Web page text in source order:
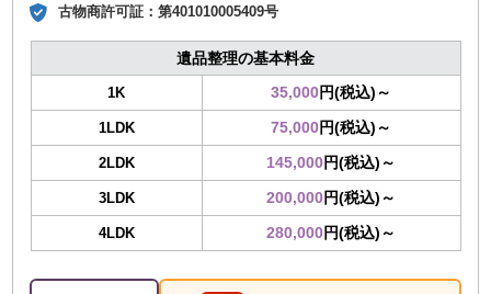
古物商許可証：第401010005409号
遺品整理の基本料金
1K 35,000円(税込)～
1LDK 75,000円(税込)～
2LDK 145,000円(税込)～
3LDK 200,000円(税込)～
4LDK 280,000円(税込)～